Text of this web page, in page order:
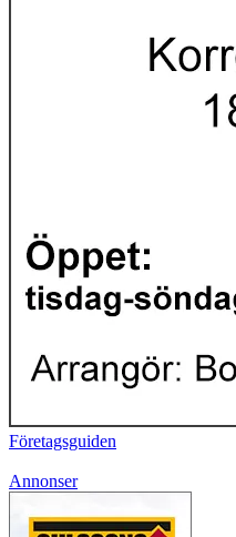
Företagsguiden
Annonser